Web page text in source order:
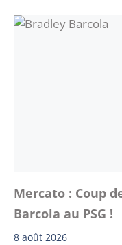
Mercato : Coup
Barcola au PSG !
8 août 2026